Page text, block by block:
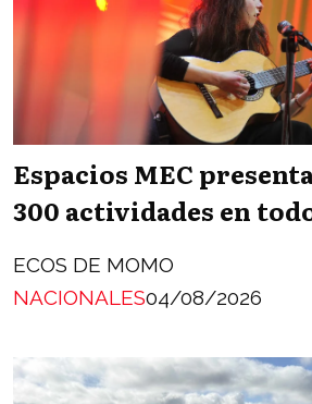
Espacios MEC
300 actividades en
ECOS DE MOMO
NACIONALES04/08/2026